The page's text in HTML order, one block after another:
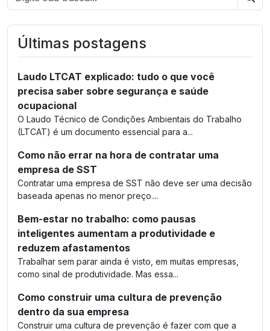
Últimas postagens
Laudo LTCAT explicado: tudo o que você
precisa saber sobre segurança e saúde
ocupacional
O Laudo Técnico de Condições Ambientais do Trabalho
(LTCAT) é um documento essencial para a...
Como não errar na hora de contratar uma
empresa de SST
Contratar uma empresa de SST não deve ser uma decisão
baseada apenas no menor preço....
Bem-estar no trabalho: como pausas
inteligentes aumentam a produtividade e
reduzem afastamentos
Trabalhar sem parar ainda é visto, em muitas empresas,
como sinal de produtividade. Mas essa...
Como construir uma cultura de prevenção
dentro da sua empresa
Construir uma cultura de prevenção é fazer com que a